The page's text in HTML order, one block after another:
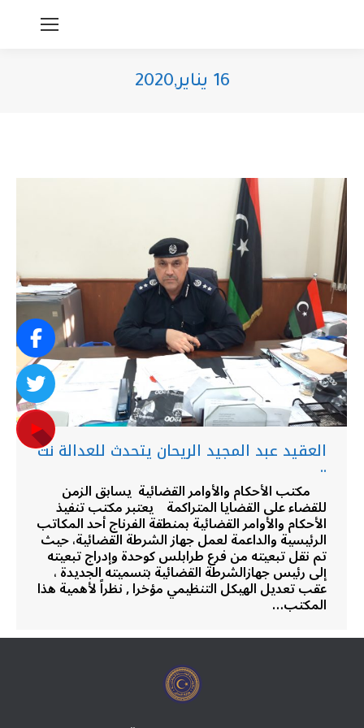
16 يناير,2020
العقيد عبد المجيد الريحان يتحدث للعدالة نت
..
مكتب الأحكام والأوامر القضائية يسابق الزمن
للقضاء على القضايا المتراكمة يعتبر مكتب تنفيذ
الأحكام والأوامر القضائية بمنطقة الفرناج أحد المكاتب
الرئيسية والداعمة لعمل جهاز الشرطة القضائية، حيث
تم نقل تبعيته من فرع طرابلس كوحدة وإدراج تبعيته
إلى رئيس جهازالشرطة القضائية بتسميته الجديدة ،
عقب تعديل الهيكل التنظيمي مؤخرا , نظراً لأهمية هذا
المكتب…